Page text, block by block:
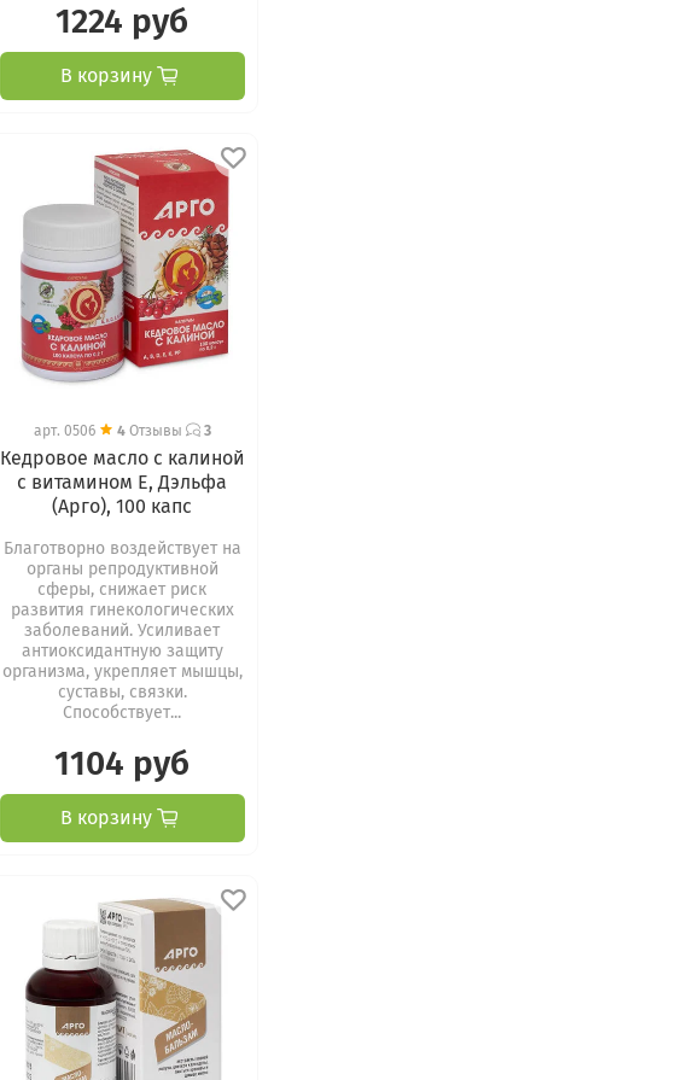
1224 руб
В корзину
арт. 0506 4Отзывы 3
Кедровое масло с калиной
с витамином Е, Дэльфа
(Арго), 100 капс
Благотворно воздействует на
органы репродуктивной
сферы, снижает риск
развития гинекологических
заболеваний. Усиливает
антиоксидантную защиту
организма, укрепляет мышцы,
суставы, связки.
Способствует...
1104 руб
В корзину